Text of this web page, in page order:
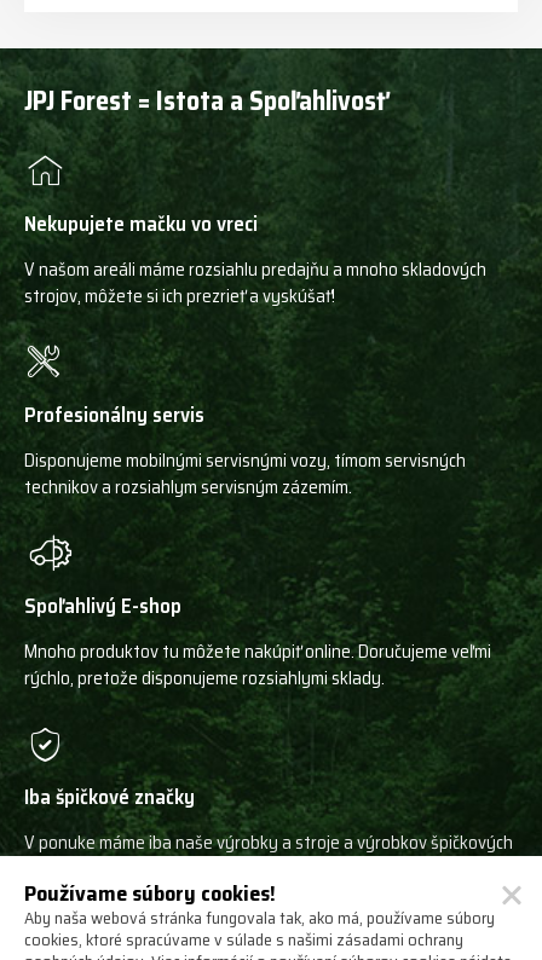
JPJ Forest = Istota a Spoľahlivosť
Nekupujete mačku vo vreci
V našom areáli máme rozsiahlu predajňu a mnoho skladových
strojov, môžete si ich prezrieť a vyskúšať!
Profesionálny servis
Disponujeme mobilnými servisnými vozy, tímom servisných
technikov a rozsiahlym servisným zázemím.
Spoľahlivý E-shop
Mnoho produktov tu môžete nakúpiť online. Doručujeme veľmi
rýchlo, pretože disponujeme rozsiahlymi sklady.
Iba špičkové značky
V ponuke máme iba naše výrobky a stroje a výrobkov špičkových
Používame súbory cookies!
Aby naša webová stránka fungovala tak, ako má, používame súbory
cookies, ktoré spracúvame v súlade s našimi zásadami ochrany